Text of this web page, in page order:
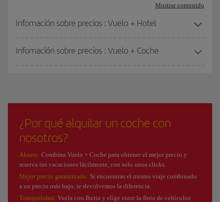
Mostrar contenido
Infomación sobre precios : Vuelo + Hotel
Infomación sobre precios : Vuelo + Coche
¿Por qué alquilar un coche con
nosotros?
Ahorro: Combina Vuelo + Coche para obtener el mejor precio y
reserva tus vacaciones fácilmente, con solo unos clicks.
Mejor precio garantizado: Si encuentras el mismo viaje combinado
a un precio más bajo, te devolvemos la diferencia.
Tranquilidad: Vuela con Iberia y elige entre la flota de vehículos